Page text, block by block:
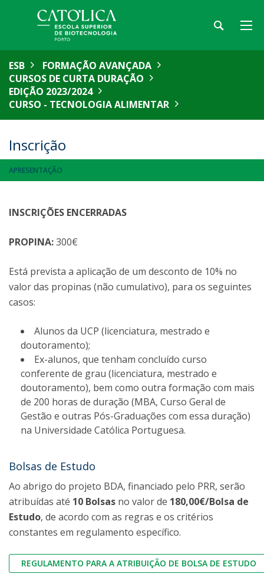
ESB
FORMAÇÃO AVANÇADA
CURSOS DE CURTA DURAÇÃO
EDIÇÃO 2023/2024
CURSO - TECNOLOGIA ALIMENTAR
Inscrição
APRESENTAÇÃO
INSCRIÇÕES ENCERRADAS
PROPINA:300€
Está prevista a aplicação de um desconto de 10% no
valor das propinas (não cumulativo), para os seguintes
casos:
Alunos da UCP (licenciatura, mestrado e
doutoramento);
Ex-alunos, que tenham concluído curso
conferente de grau (licenciatura, mestrado e
doutoramento), bem como outra formação com mais
de 200 horas de duração (MBA, Curso Geral de
Gestão e outras Pós-Graduações com essa duração)
na Universidade Católica Portuguesa.
Bolsas de Estudo
Ao abrigo do projeto BDA, financiado pelo PRR, serão
atribuídas até 10 Bolsas no valor de 180,00€/Bolsa de
Estudo, de acordo com as regras e os critérios
constantes em regulamento específico.
REGULAMENTO PARA A ATRIBUIÇÃO DE BOLSA DE ESTUDO